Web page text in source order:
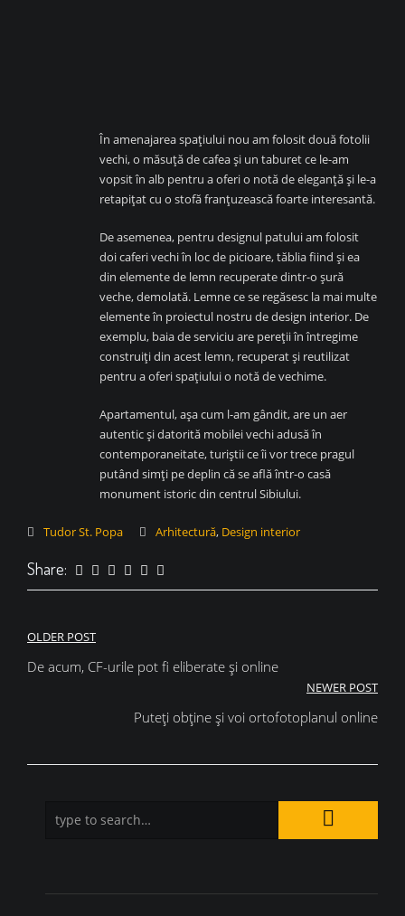
În amenajarea spațiului nou am folosit două fotolii
vechi, o măsuță de cafea și un taburet ce le-am
vopsit în alb pentru a oferi o notă de eleganță și le-a
retapițat cu o stofă franțuzească foarte interesantă.
De asemenea, pentru designul patului am folosit
doi caferi vechi în loc de picioare, tăblia fiind și ea
din elemente de lemn recuperate dintr-o șură
veche, demolată. Lemne ce se regăsesc la mai multe
elemente în proiectul nostru de design interior. De
exemplu, baia de serviciu are pereții în întregime
construiți din acest lemn, recuperat și reutilizat
pentru a oferi spațiului o notă de vechime.
Apartamentul, așa cum l-am gândit, are un aer
autentic și datorită mobilei vechi adusă în
contemporaneitate, turiștii ce îi vor trece pragul
putând simți pe deplin că se află într-o casă
monument istoric din centrul Sibiului.
Tudor St. Popa Arhitectură, Design interior
Share:
Navigare
în
OLDER POST
De acum, CF-urile pot fi eliberate și online
NEWER POST
Puteți obține și voi ortofotoplanul online